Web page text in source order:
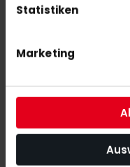
Statistiken
Marketing